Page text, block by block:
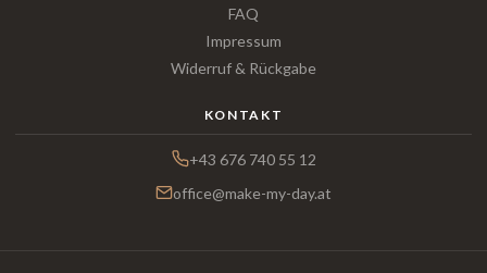
FAQ
Impressum
Widerruf & Rückgabe
KONTAKT
+43 676 740 55 12
office@make-my-day.at